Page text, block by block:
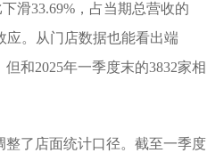
滑33.69%，占当期总营收的
应。从门店数据也能看出端
和2025年一季度末的3832家相
整了店面统计口径。截至一季度